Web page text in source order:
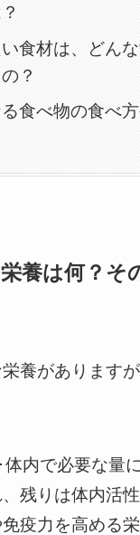
食材は、どん
？
食べ物の食べ
養は何？そ
養があります
体内で必要な量
残りは体内活
疫力を高める栄